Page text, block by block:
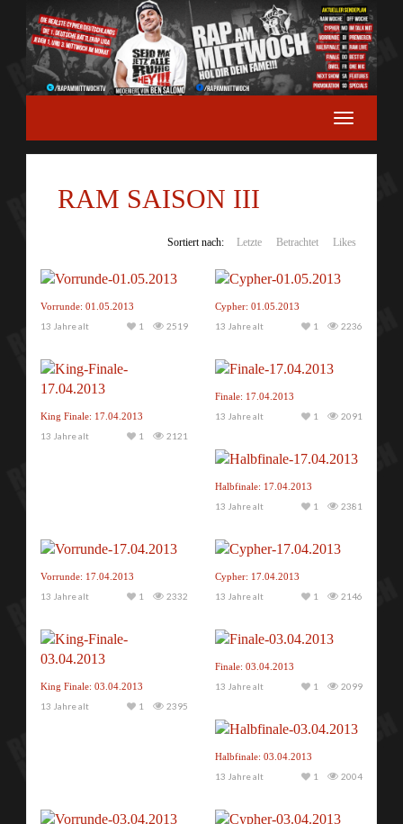
RAM SAISON III
Sortiert nach: Letzte Betrachtet Likes
Vorrunde: 01.05.2013
13 Jahre alt
2519
1
Cypher: 01.05.2013
13 Jahre alt
2236
1
King Finale: 17.04.2013
13 Jahre alt
2121
1
Finale: 17.04.2013
13 Jahre alt
2091
1
Halbfinale: 17.04.2013
13 Jahre alt
2381
1
Vorrunde: 17.04.2013
13 Jahre alt
2332
1
Cypher: 17.04.2013
13 Jahre alt
2146
1
King Finale: 03.04.2013
13 Jahre alt
2395
1
Finale: 03.04.2013
13 Jahre alt
2099
1
Halbfinale: 03.04.2013
13 Jahre alt
2004
1